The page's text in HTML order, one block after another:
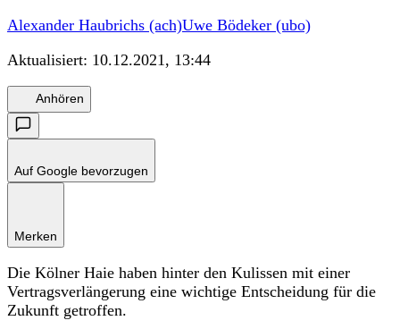
Alexander Haubrichs (ach)Uwe Bödeker (ubo)
Aktualisiert: 10.12.2021, 13:44
Anhören
Auf Google bevorzugen
Merken
Die Kölner Haie haben hinter den Kulissen mit einer
Vertragsverlängerung eine wichtige Entscheidung für die
Zukunft getroffen.